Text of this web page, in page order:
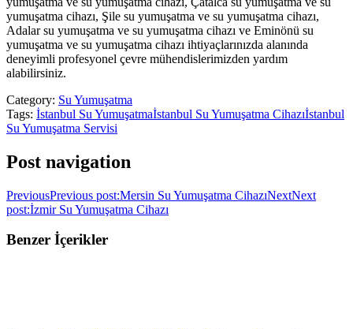
yumuşatma cihazı, Şile su yumuşatma ve su yumuşatma cihazı,
Adalar su yumuşatma ve su yumuşatma cihazı ve Eminönü su
yumuşatma ve su yumuşatma cihazı ihtiyaçlarınızda alanında
deneyimli profesyonel çevre mühendislerimizden yardım
alabilirsiniz.
Category: Su Yumuşatma
Tags: İstanbul Su Yumuşatmaİstanbul Su Yumuşatma Cihazıİstanbul
Su Yumuşatma Servisi
Post navigation
PreviousPrevious post:Mersin Su Yumuşatma CihazıNextNext
post:İzmir Su Yumuşatma Cihazı
Benzer İçerikler